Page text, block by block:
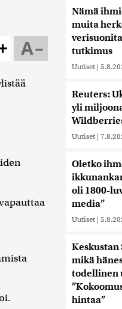
A–
Nämä
muita
tutkimus
Uutiset |
Reuters:
yli
Uutiset |
Oletko
oli 1800-
media”
Uutiset |
Keskustan
mikä
todellinen
hintaa”